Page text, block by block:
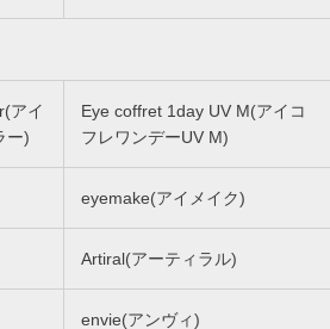
アイ
ー)
Eye coffret 1day UV M(アイコ
フレワンデーUV M)
eyemake(アイメイク)
Artiral(アーティラル)
envie(アンヴィ)